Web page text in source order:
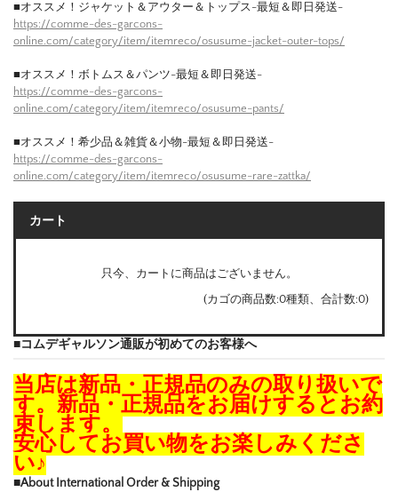
■オススメ！ジャケット＆アウター＆トップス-最短＆即日発送-
https://comme-des-garcons-
online.com/category/item/itemreco/osusume-jacket-outer-tops/
■オススメ！ボトムス＆パンツ-最短＆即日発送-
https://comme-des-garcons-
online.com/category/item/itemreco/osusume-pants/
■オススメ！希少品＆雑貨＆小物-最短＆即日発送-
https://comme-des-garcons-
online.com/category/item/itemreco/osusume-rare-zattka/
カート
只今、カートに商品はございません。
(カゴの商品数:0種類、合計数:0)
■コムデギャルソン通販が初めてのお客様へ
当店は新品・正規品のみの取り扱いで
す。新品・正規品をお届けするとお約
束します。
安心してお買い物をお楽しみくださ
い♪
■About International Order & Shipping